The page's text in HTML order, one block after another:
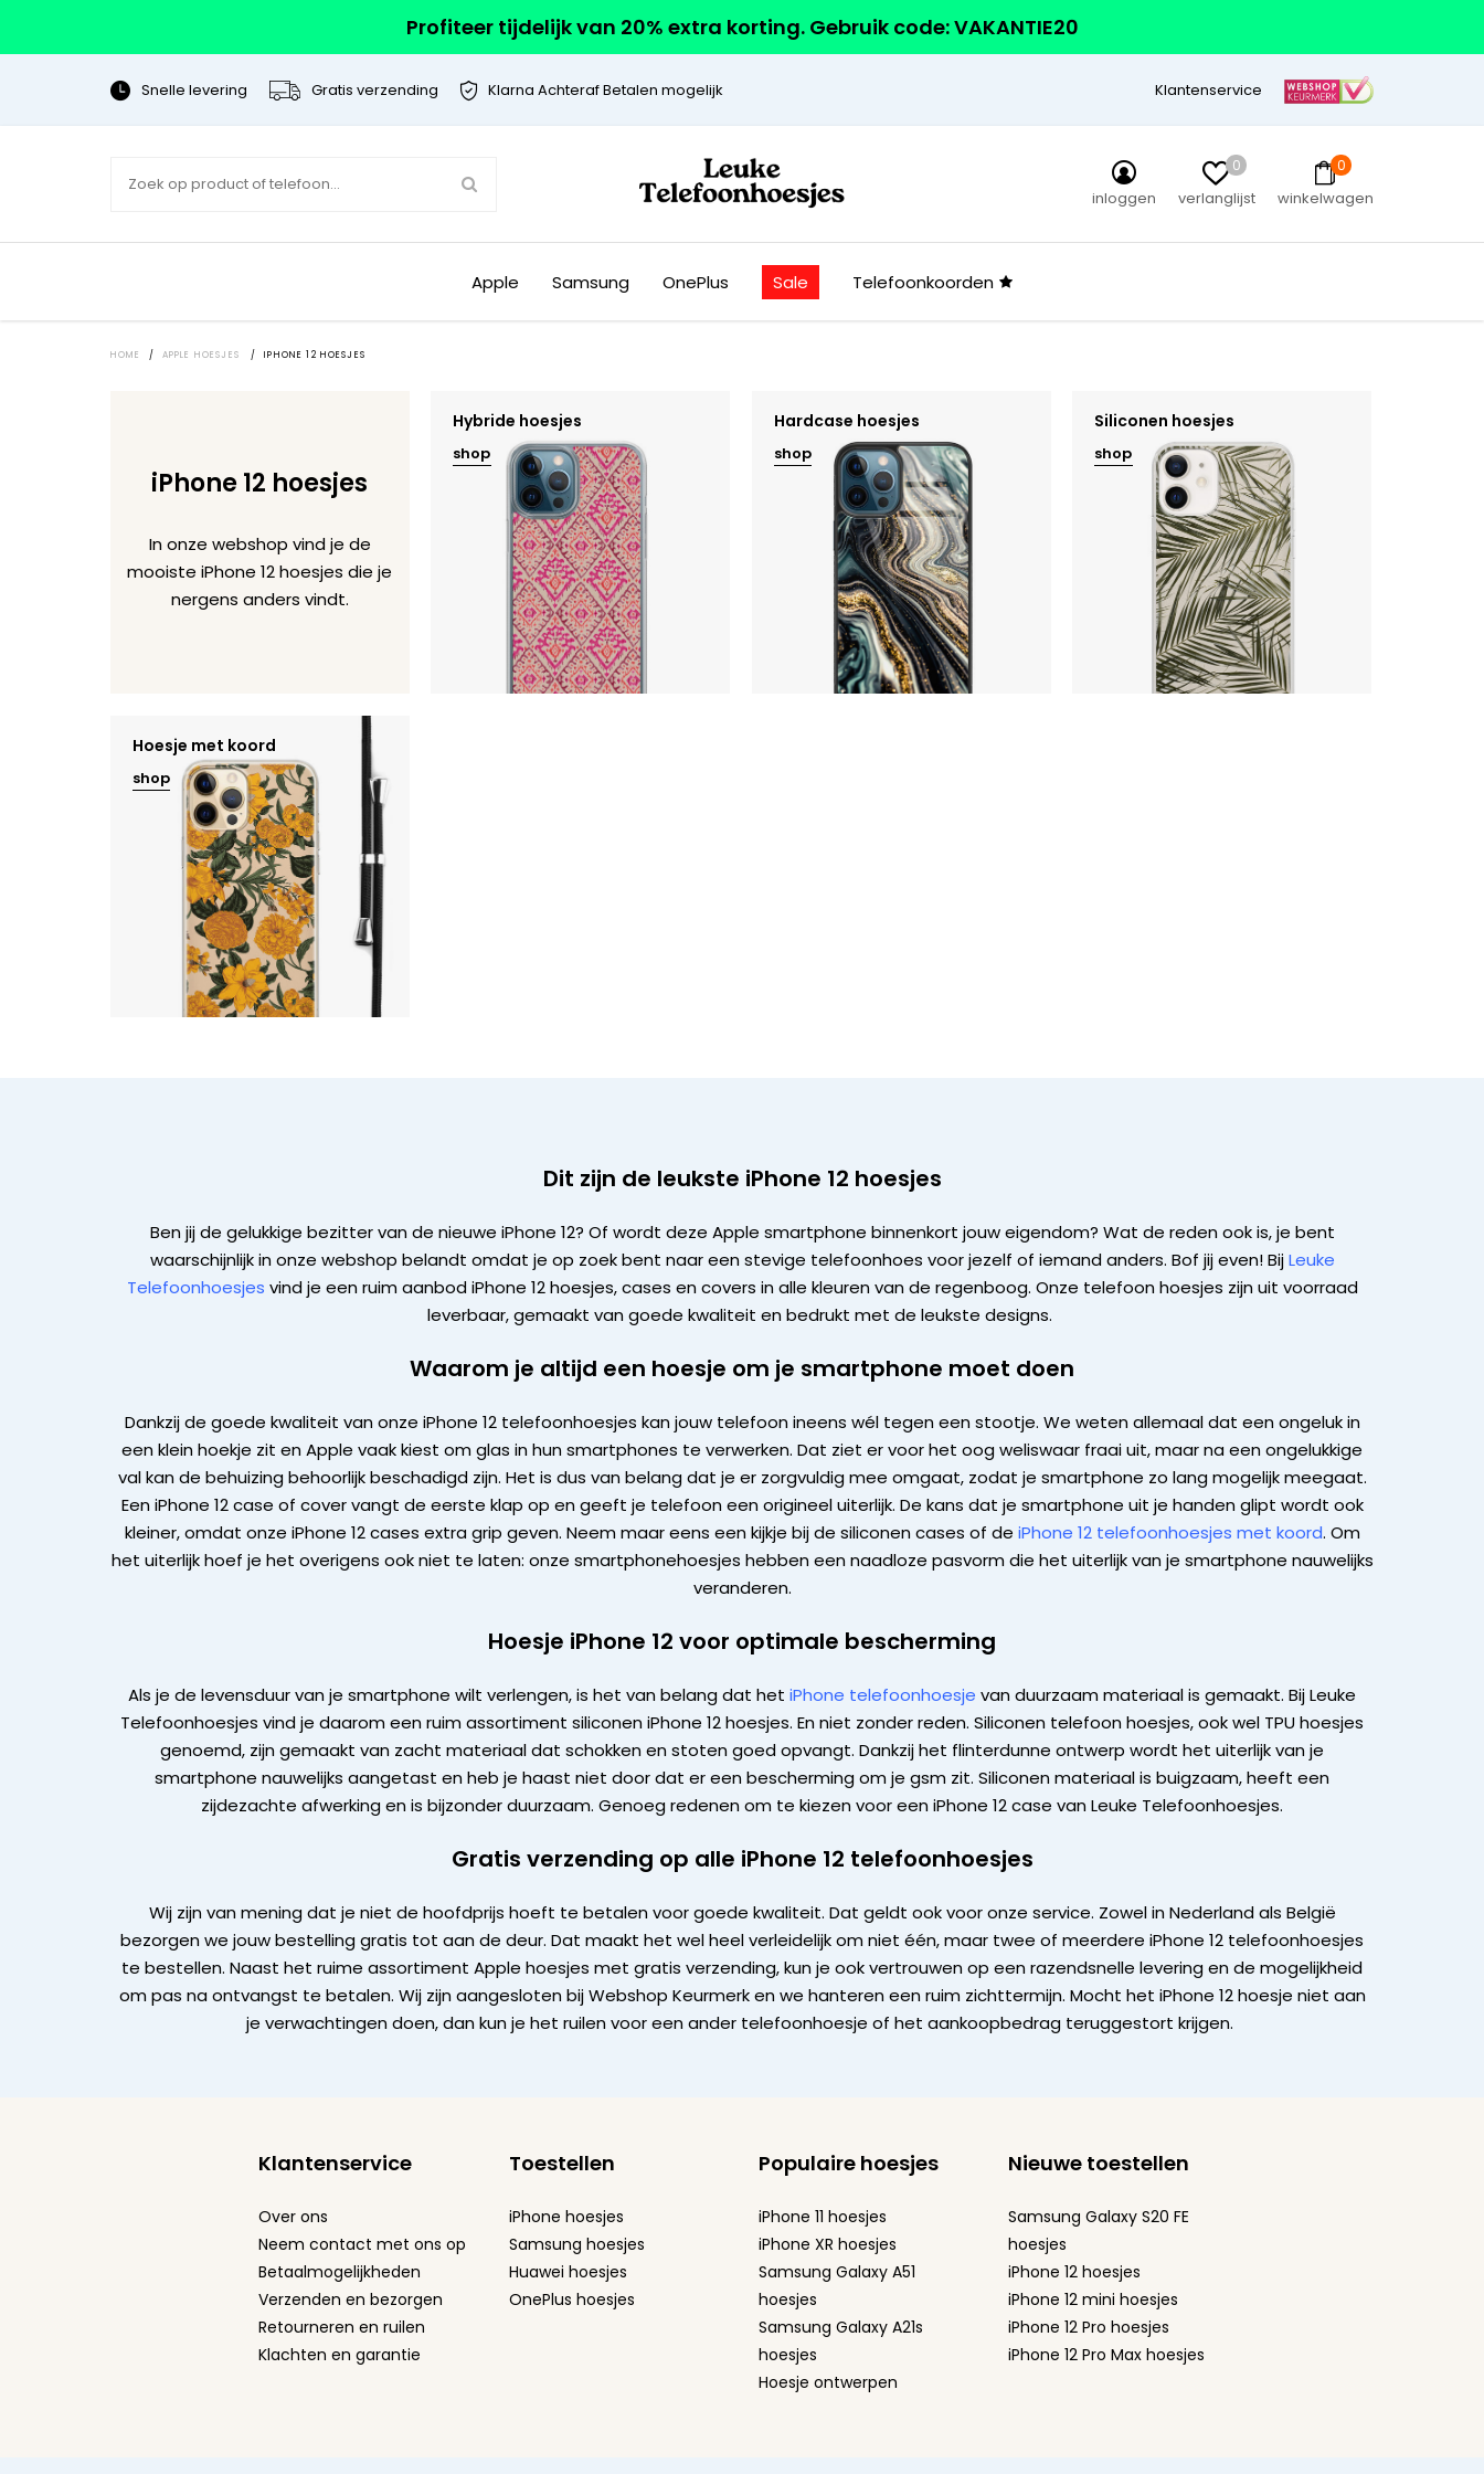
Profiteer tijdelijk van 20% extra korting. Gebruik code: VAKANTIE20
Snelle levering Gratis verzending Klarna Achteraf Betalen mogelijk Klantenservice
inloggen
0
verlanglijst
0
winkelwagen
Apple Samsung OnePlus Sale Telefoonkoorden
HOME / APPLE HOESJES / IPHONE 12 HOESJES
iPhone 12 hoesjes
In onze webshop vind je de
mooiste iPhone 12 hoesjes die je
nergens anders vindt.
Hybride hoesjes
shop
Hardcase hoesjes
shop
Siliconen hoesjes
shop
Hoesje met koord
shop
Dit zijn de leukste iPhone 12 hoesjes
Ben jij de gelukkige bezitter van de nieuwe iPhone 12? Of wordt deze Apple smartphone binnenkort jouw eigendom? Wat de reden ook is, je bent
waarschijnlijk in onze webshop belandt omdat je op zoek bent naar een stevige telefoonhoes voor jezelf of iemand anders. Bof jij even! BijLeuke
Telefoonhoesjes vind je een ruim aanbod iPhone 12 hoesjes, cases en covers in alle kleuren van de regenboog. Onze telefoon hoesjes zijn uit voorraad
leverbaar, gemaakt van goede kwaliteit en bedrukt met de leukste designs.
Waarom je altijd een hoesje om je smartphone moet doen
Dankzij de goede kwaliteit van onze iPhone 12 telefoonhoesjes kan jouw telefoon ineens wél tegen een stootje. We weten allemaal dat een ongeluk in
een klein hoekje zit en Apple vaak kiest om glas in hun smartphones te verwerken. Dat ziet er voor het oog weliswaar fraai uit, maar na een ongelukkige
val kan de behuizing behoorlijk beschadigd zijn. Het is dus van belang dat je er zorgvuldig mee omgaat, zodat je smartphone zo lang mogelijk meegaat.
Een iPhone 12 case of cover vangt de eerste klap op en geeft je telefoon een origineel uiterlijk. De kans dat je smartphone uit je handen glipt wordt ook
kleiner, omdat onze iPhone 12 cases extra grip geven. Neem maar eens een kijkje bij de siliconen cases of de iPhone 12 telefoonhoesjes met koord. Om
het uiterlijk hoef je het overigens ook niet te laten: onze smartphonehoesjes hebben een naadloze pasvorm die het uiterlijk van je smartphone nauwelijks
veranderen.
Hoesje iPhone 12 voor optimale bescherming
Als je de levensduur van je smartphone wilt verlengen, is het van belang dat het iPhone telefoonhoesje van duurzaam materiaal is gemaakt. Bij Leuke
Telefoonhoesjes vind je daarom een ruim assortiment siliconen iPhone 12 hoesjes. En niet zonder reden. Siliconen telefoon hoesjes, ook wel TPU hoesjes
genoemd, zijn gemaakt van zacht materiaal dat schokken en stoten goed opvangt. Dankzij het flinterdunne ontwerp wordt het uiterlijk van je
smartphone nauwelijks aangetast en heb je haast niet door dat er een bescherming om je gsm zit. Siliconen materiaal is buigzaam, heeft een
zijdezachte afwerking en is bijzonder duurzaam. Genoeg redenen om te kiezen voor een iPhone 12 case van Leuke Telefoonhoesjes.
Gratis verzending op alle iPhone 12 telefoonhoesjes
Wij zijn van mening dat je niet de hoofdprijs hoeft te betalen voor goede kwaliteit. Dat geldt ook voor onze service. Zowel in Nederland als België
bezorgen we jouw bestelling gratis tot aan de deur. Dat maakt het wel heel verleidelijk om niet één, maar twee of meerdere iPhone 12 telefoonhoesjes
te bestellen. Naast het ruime assortiment Apple hoesjes met gratis verzending, kun je ook vertrouwen op een razendsnelle levering en de mogelijkheid
om pas na ontvangst te betalen. Wij zijn aangesloten bij Webshop Keurmerk en we hanteren een ruim zichttermijn. Mocht het iPhone 12 hoesje niet aan
je verwachtingen doen, dan kun je het ruilen voor een ander telefoonhoesje of het aankoopbedrag teruggestort krijgen.
Klantenservice
Over ons
Neem contact met ons op
Betaalmogelijkheden
Verzenden en bezorgen
Retourneren en ruilen
Klachten en garantie
Toestellen
iPhone hoesjes
Samsung hoesjes
Huawei hoesjes
OnePlus hoesjes
Populaire hoesjes
iPhone 11 hoesjes
iPhone XR hoesjes
Samsung Galaxy A51
hoesjes
Samsung Galaxy A21s
hoesjes
Hoesje ontwerpen
Nieuwe toestellen
Samsung Galaxy S20 FE
hoesjes
iPhone 12 hoesjes
iPhone 12 mini hoesjes
iPhone 12 Pro hoesjes
iPhone 12 Pro Max hoesjes